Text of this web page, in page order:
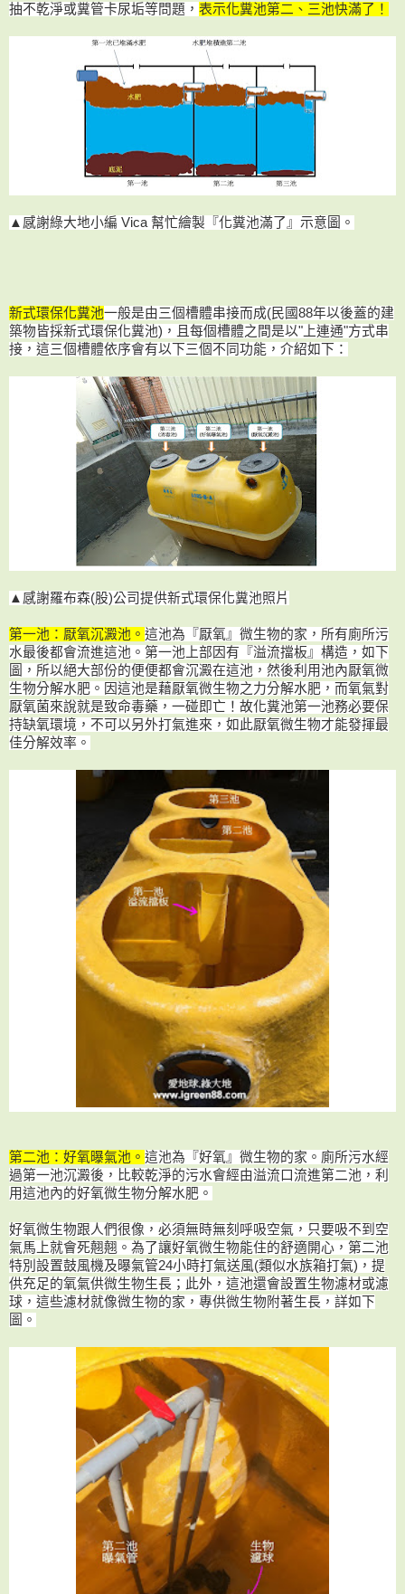
抽不乾淨或糞管卡尿垢等問題， 表示化糞池第二、三池快滿了！
▲感謝綠大地小編 Vica 幫忙繪製『化糞池滿了』示意圖。
新式環保化糞池一般是由三個槽體串接而成(民國88年以後蓋的建
築物皆採新式環保化糞池)，且每個槽體之間是以"上連通"方式串
接，這三個槽體依序會有以下三個不同功能，介紹如下：
▲感謝羅布森(股)公司提供新式環保化糞池照片
第一池：厭氧沉澱池。 這池為『厭氧』微生物的家， 所有廁所污
水最後都會流進這池。第一池上部因有『溢流擋板』構造，如下
圖，所以絕大部份的便便都會沉澱在這池，然後利用池內厭氧微
生物分解水肥。因這池是藉厭氧微生物之力分解水肥，而氧氣對
厭氧菌來說就是致命毒藥，一碰即亡！故化糞池第一池務必要保
持缺氧環境，不可以另外打氣進來，如此厭氧微生物才能發揮最
佳分解效率。
第二池：好氧曝氣池 。 這池為『好氧』微生物的家。廁所污水經
過第一池沉澱後，比較乾淨的污水會經由溢流口流進第二池， 利
用這池內的好氧微生物分解水肥。
好氧微生物跟人們很像，必須無時無刻呼吸空氣，只要吸不到空
氣馬上就會死翹翹。為了讓好氧微生物能住的舒適開心，第二池
特別設置鼓風機及曝氣管24小時打氣送風(類似水族箱打氣)，提
供充足的氧氣供微生物生長；此外，這池還會設置生物濾材或濾
球，這些濾材就像微生物的家，專供微生物附著生長，詳如下
圖。